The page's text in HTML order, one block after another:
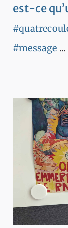
est-ce
#message ...